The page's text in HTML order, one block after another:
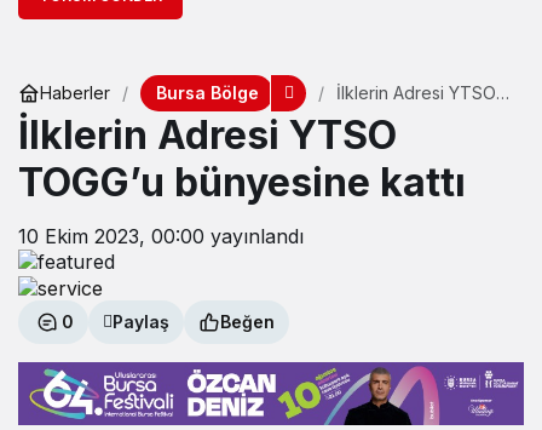
Haberler Bursa Bölge
İlklerin Adresi YTSO
kattı
İlklerin Adresi YTSO
TOGG’u bünyesine kattı
10 Ekim 2023, 00:00 yayınlandı
0 Paylaş Beğen